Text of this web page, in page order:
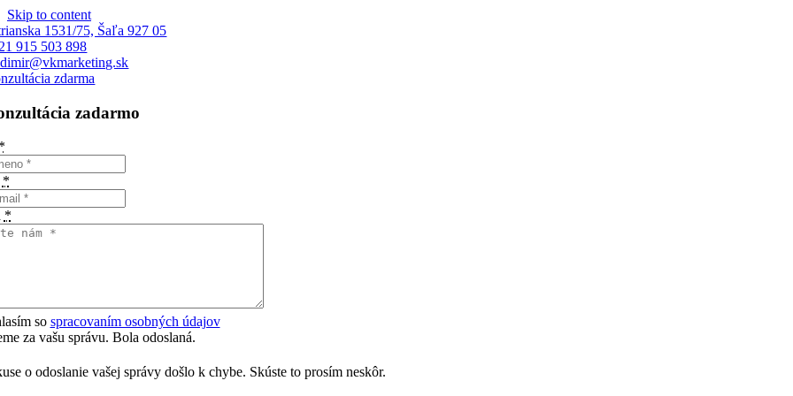
Skip to content
1531/75, Šaľa 927 05
915 503 898
zdarma
zadarmo
*
*
so spracovaním osobných údajov
za vašu správu. Bola odoslaná.
o odoslanie vašej správy došlo k chybe. Skúste to prosím neskôr.